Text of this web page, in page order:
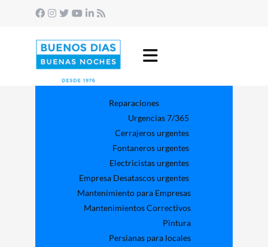
Reparaciones
Urgencias 7/365
Cerrajeros urgentes
Fontaneros urgentes
Electricistas urgentes
Empresa Desatascos urgentes
Mantenimiento para Empresas​
Mantenimientos Correctivos
Pintura
Persianas para locales